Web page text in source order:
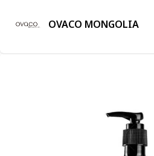
OVACO MONGOLIA